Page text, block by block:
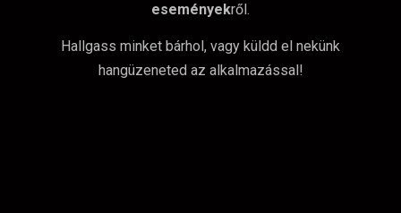
eseményekről.
Hallgass minket bárhol, vagy küldd el nekünk
hangüzeneted az alkalmazással!